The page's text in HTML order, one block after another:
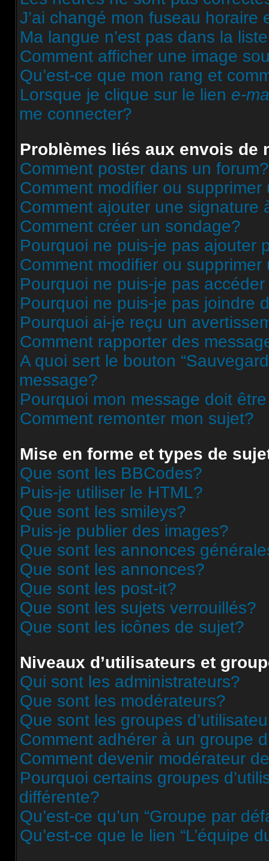
J’ai changé mon fuseau horaire
Ma langue n’est pas dans la
Comment afficher une image
Qu’est-ce que mon rang et
Lorsque je clique sur le lien e-
me connecter?
Problèmes liés aux envois de
Comment poster dans un forum?
Comment modifier ou supprimer
Comment ajouter une signature
Comment créer un sondage?
Pourquoi ne puis-je pas ajouter
Comment modifier ou supprimer
Pourquoi ne puis-je pas
Pourquoi ne puis-je pas joindre
Pourquoi ai-je reçu un
Comment rapporter des
A quoi sert le bouton
message?
Pourquoi mon message doit
Comment remonter mon sujet?
Mise en forme et types de
Que sont les BBCodes?
Puis-je utiliser le HTML?
Que sont les smileys?
Puis-je publier des images?
Que sont les annonces
Que sont les annonces?
Que sont les post-it?
Que sont les sujets verrouillés?
Que sont les icônes de sujet?
Niveaux d’utilisateurs et
Qui sont les administrateurs?
Que sont les modérateurs?
Que sont les groupes
Comment adhérer à un groupe
Comment devenir modérateur
Pourquoi certains groupes
différente?
Qu’est-ce qu’un “Groupe par
Qu’est-ce que le lien “L’équipe